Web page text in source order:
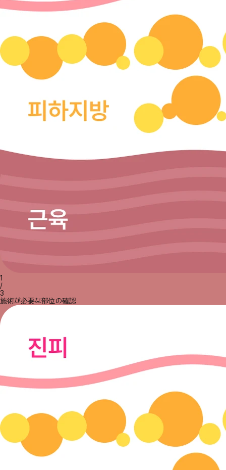
1
/
3
施術が必要な部位の確認